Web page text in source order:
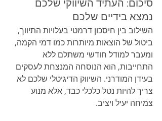
סיכום: העתיד השיווקי שלכם
נמצא בידיים שלכם
השילוב בין חיסכון דרמטי בעלויות התיווך,
ביטול של הוצאות מיותרות כמו דמי הקמה,
ומעבר למודל חודשי משתלם ללא
התחייבות, הוא הנוסחה המנצחת לעסקים
בעידן המודרני. השיווק הדיגיטלי שלכם לא
צריך להיות נטל כלכלי כבד, אלא מנוע
צמיחה יעיל ויציב.